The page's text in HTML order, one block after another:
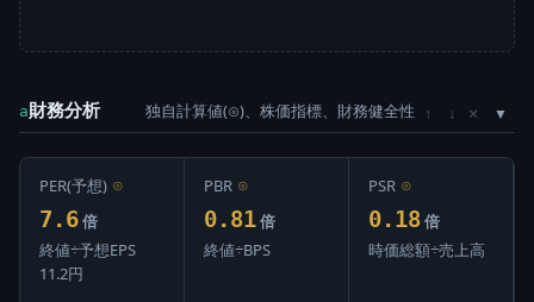
a財務分析 独自計算値(⊙)、株価指標、財務健全性 ↑ ↓ ×
PER(予想) ⊙
7.6 倍
終値÷予想EPS
11.2円
PBR ⊙
0.81 倍
終値÷BPS
PSR ⊙
0.18 倍
時価総額÷売上高